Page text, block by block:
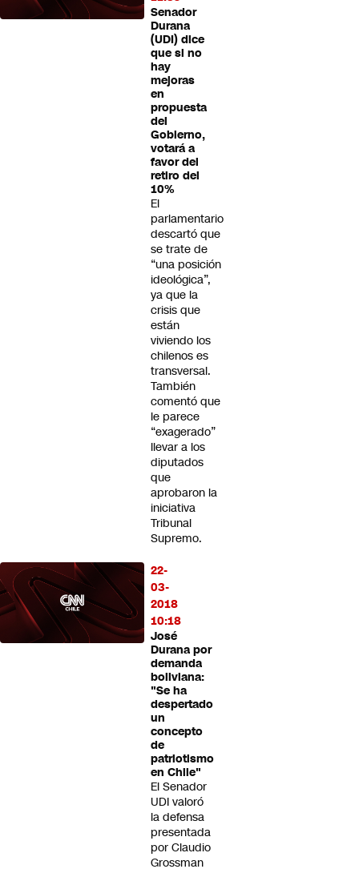
Senador
Durana
(UDI) dice
que si no
hay
mejoras
en
propuesta
del
Gobierno,
votará a
favor del
retiro del
10%
El
parlamentario
descartó que
se trate de
“una posición
ideológica”,
ya que la
crisis que
están
viviendo los
chilenos es
transversal.
También
comentó que
le parece
“exagerado”
llevar a los
diputados
que
aprobaron la
iniciativa
Tribunal
Supremo.
22-
03-
2018
10:18
José
Durana por
demanda
boliviana:
"Se ha
despertado
un
concepto
de
patriotismo
en Chile"
El Senador
UDI valoró
la defensa
presentada
por Claudio
Grossman